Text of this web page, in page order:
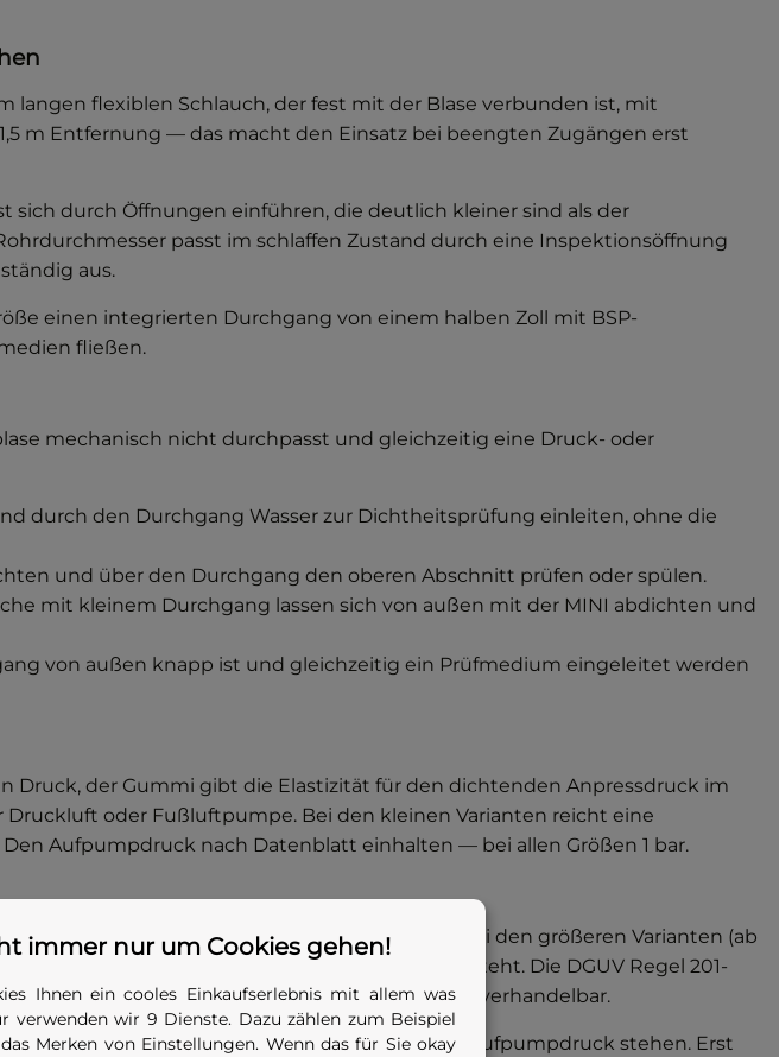
langen flexiblen Schlauch, der fest mit der Blase verbunden ist, mit
m Entfernung — das macht den Einsatz bei beengten Zugängen erst
sich durch Öffnungen einführen, die deutlich kleiner sind als der
passt im schlaffen Zustand durch eine Inspektionsöffnung
aus.
einen integrierten Durchgang von einem halben Zoll mit BSP-
fließen.
mechanisch nicht durchpasst und gleichzeitig eine Druck- oder
durch den Durchgang Wasser zur Dichtheitsprüfung einleiten, ohne die
und über den Durchgang den oberen Abschnitt prüfen oder spülen.
mit kleinem Durchgang lassen sich von außen mit der MINI abdichten und
von außen knapp ist und gleichzeitig ein Prüfmedium eingeleitet werden
der Gummi gibt die Elastizität für den dichtenden Anpressdruck im
oder Fußluftpumpe. Bei den kleinen Varianten reicht eine
Den Aufpumpdruck nach Datenblatt einhalten — bei allen Größen 1 bar.
und dient gleichzeitig als Auszieh-Mittel. Bei den größeren Varianten (ab
tiefer ist und der Schlauch unter Spannung steht. Die DGUV Regel 201-
einer unter Druck stehenden Blase ist das nicht verhandelbar.
steht, muss die Blase weiter unter Aufpumpdruck stehen. Erst
immer nur um Cookies gehen!
Ihnen ein cooles Einkaufserlebnis mit allem was
verwenden wir 9 Dienste. Dazu zählen zum Beispiel
Merken von Einstellungen. Wenn das für Sie okay